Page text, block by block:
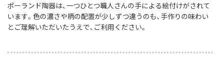
ポーランド陶器は、一つひとつ職人さんの手による絵付けがされて
います。色の濃さや柄の配置が少しずつ違うのも、手作りの味わい
とご理解いただいたうえで、ご利用ください。